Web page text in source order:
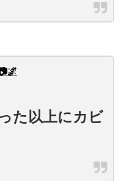
た以上にカビ